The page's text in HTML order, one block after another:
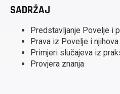
SADRŽAJ
Predstavljanje Povelje i
Prava iz Povelje i
Primjeri slučajeva iz
Provjera znanja